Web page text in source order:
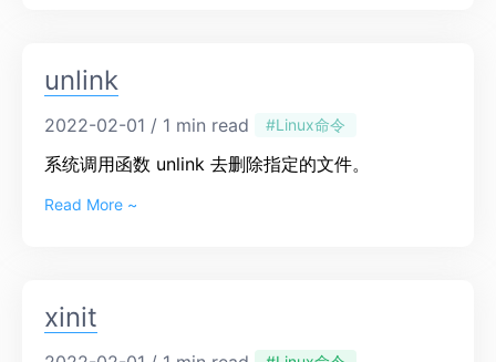
unlink
2022-02-01 / 1 min read #Linux命令
系统调用函数 unlink 去删除指定的文件。
Read More ~
xinit